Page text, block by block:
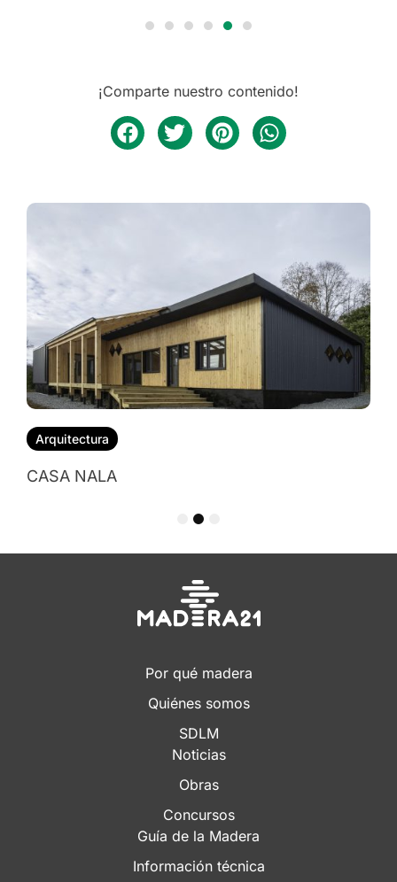
¡Comparte nuestro contenido!
Arquitectura
CASA NALA
Por qué madera
Quiénes somos
SDLM
Noticias
Obras
Concursos
Guía de la Madera
Información técnica